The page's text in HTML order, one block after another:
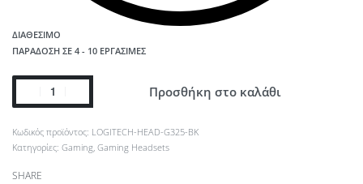
ΔΙΑΘΈΣΙΜΟ
ΠΑΡΆΔΟΣΗ ΣΕ 4 - 10 ΕΡΓΆΣΙΜΕΣ
Προσθήκη στο καλάθι
LOGITECH-HEAD-G325-BK
Κατηγορίες: Gaming Gaming Headsets
SHARE